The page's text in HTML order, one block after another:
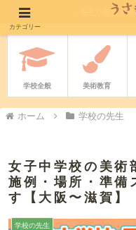
－ 先生や教職志
学校全般 美術教育
ホーム 学校の先生
女子中学校の美術
施例・場所・準備
す【大阪〜滋賀】
学校の先生
カテゴリー